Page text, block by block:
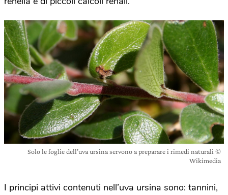
Solo le foglie dell’uva ursina servono a preparare i rimedi naturali ©
Wikimedia
I principi attivi contenuti nell’uva ursina sono: tannini,